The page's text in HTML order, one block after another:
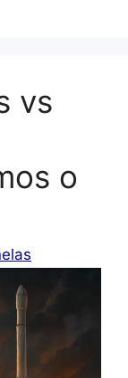
vs
o